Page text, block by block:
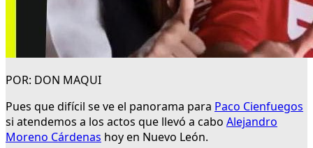
POR: DON MAQUI
Pues que difícil se ve el panorama para Paco Cienfuegos
si atendemos a los actos que llevó a cabo Alejandro
Moreno Cárdenas hoy en Nuevo León.